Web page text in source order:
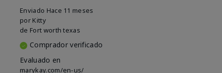
Enviado Hace 11 meses
por Kitty
de Fort worth texas
Comprador verificado
Evaluado en
marykay.com/en-us/